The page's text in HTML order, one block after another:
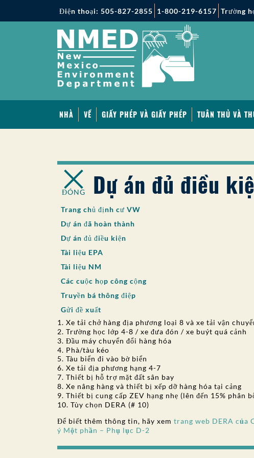
Điện thoại: 505-827-2855 1-800-219-6157 Trường
NHÀ VỀ GIẤY PHÉP VÀ GIẤY PHÉP TUÂN THỦ VÀ
ĐÓNG Dự án đủ điều
Trang chủ định cư VW
Dự án đã hoàn thành
Dự án đủ điều kiện
Tài liệu EPA
Tài liệu NM
Các cuộc họp công cộng
Truyền bá thông điệp
Gửi đề xuất
1. Xe tải chở hàng địa phương loại 8 và xe tải vận
2. Trường học lớp 4-8 / xe đưa đón / xe buýt quá cảnh
3. Đầu máy chuyển đổi hàng hóa
4. Phà/tàu kéo
5. Tàu biển đi vào bờ biển
6. Xe tải địa phương hạng 4-7
7. Thiết bị hỗ trợ mặt đất sân bay
8. Xe nâng hàng và thiết bị xếp dỡ hàng hóa tại cảng
9. Thiết bị cung cấp ZEV hạng nhẹ (lên đến 15% phân
10. Tùy chọn DERA (# 10)
Để biết thêm thông tin, hãy xem trang web DERA của
ý Một phần – Phụ lục D-2